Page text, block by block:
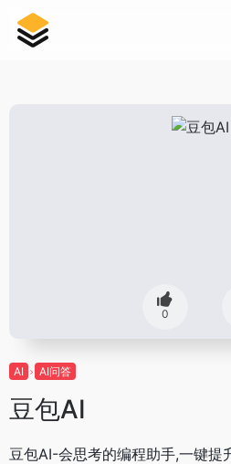
0
AI AI问答
豆包AI
豆包AI-会思考的编程助手,一键提